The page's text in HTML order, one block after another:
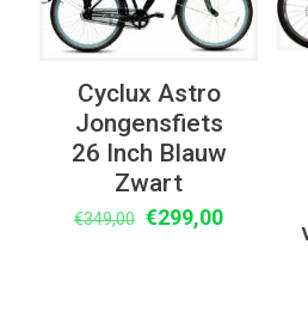
Cyclux Astro
Jongensfiets
26 Inch Blauw
Zwart
€349,00 Oorspronkelijke
€299,00Huidige